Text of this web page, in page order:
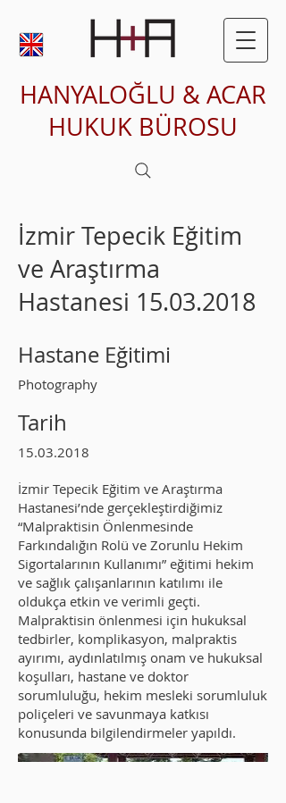
HANYALOĞLU & ACAR
HUKUK BÜROSU
İzmir Tepecik Eğitim
ve Araştırma
Hastanesi 15.03.2018
Hastane Eğitimi
Photography
Tarih
15.03.2018
İzmir Tepecik Eğitim ve Araştırma
Hastanesi’nde gerçekleştirdiğimiz
“Malpraktisin Önlenmesinde
Farkındalığın Rolü ve Zorunlu Hekim
Sigortalarının Kullanımı” eğitimi hekim
ve sağlık çalışanlarının katılımı ile
oldukça etkin ve verimli geçti.
Malpraktisin önlenmesi için hukuksal
tedbirler, komplikasyon, malpraktis
ayırımı, aydınlatılmış onam ve hukuksal
koşulları, hastane ve doktor
sorumluluğu, hekim mesleki sorumluluk
poliçeleri ve savunmaya katkısı
konusunda bilgilendirmeler yapıldı.